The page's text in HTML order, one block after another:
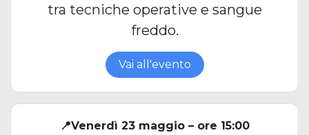
tra tecniche operative e sangue
freddo.
Vai all'evento
📍Venerdì 23 maggio – ore 15:00